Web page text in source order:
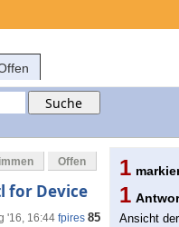
Offen
for Device
'16, 16:44 fpires 85
1
1
Ansicht der